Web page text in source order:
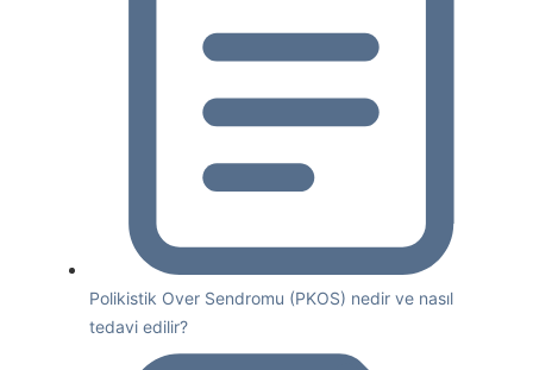
Polikistik Over Sendromu (PKOS) nedir ve nasıl
tedavi edilir?